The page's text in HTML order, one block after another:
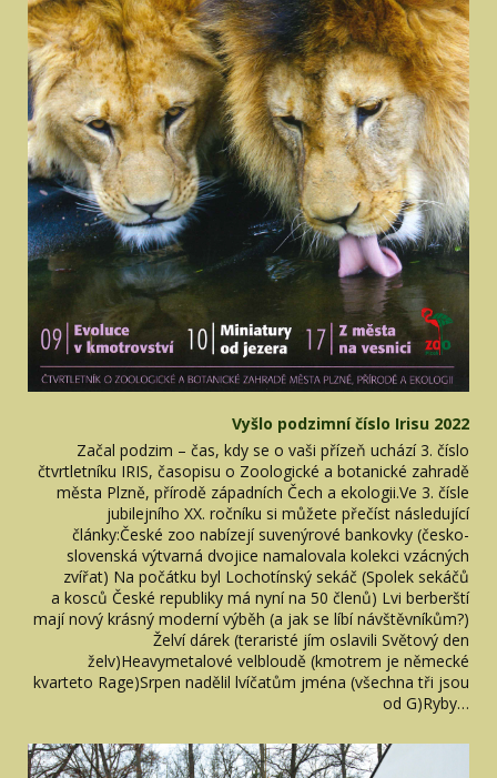
Vyšlo podzimní číslo Irisu 2022
Začal podzim – čas, kdy se o vaši přízeň uchází 3. číslo
čtvrtletníku IRIS, časopisu o Zoologické a botanické zahradě
města Plzně, přírodě západních Čech a ekologii.Ve 3. čísle
jubilejního XX. ročníku si můžete přečíst následující
články:České zoo nabízejí suvenýrové bankovky (česko-
slovenská výtvarná dvojice namalovala kolekci vzácných
zvířat) Na počátku byl Lochotínský sekáč (Spolek sekáčů
a kosců České republiky má nyní na 50 členů) Lvi berberští
mají nový krásný moderní výběh (a jak se líbí návštěvníkům?)
Želví dárek (teraristé jím oslavili Světový den
želv)Heavymetalové velbloudě (kmotrem je německé
kvarteto Rage)Srpen nadělil lvíčatům jména (všechna tři jsou
od G)Ryby…